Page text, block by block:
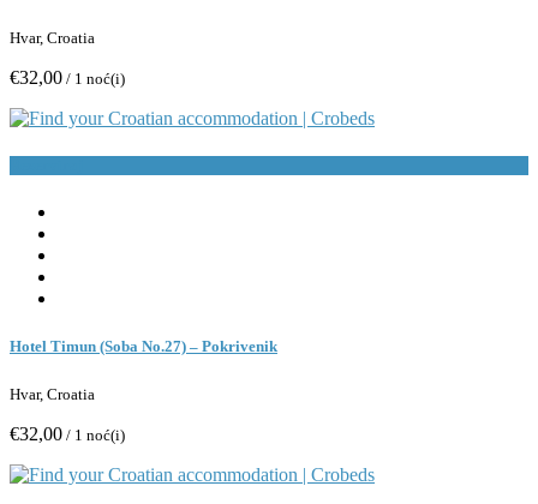
Hvar, Croatia
€32,00 / 1 noć(i)
Hotel Timun (Soba No.27) – Pokrivenik
Hvar, Croatia
€32,00 / 1 noć(i)